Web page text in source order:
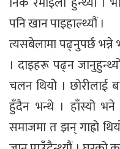
पनि खान पाइहाल्थ्यौं ।
त्यसबेलामा पढ्नुपर्छ
। दाइहरू पढ्न
चलन थियोे । छोरीलाई
हुँदैन भन्थे । हाँस्यो भने
समाजमा त झन् गाह्रो